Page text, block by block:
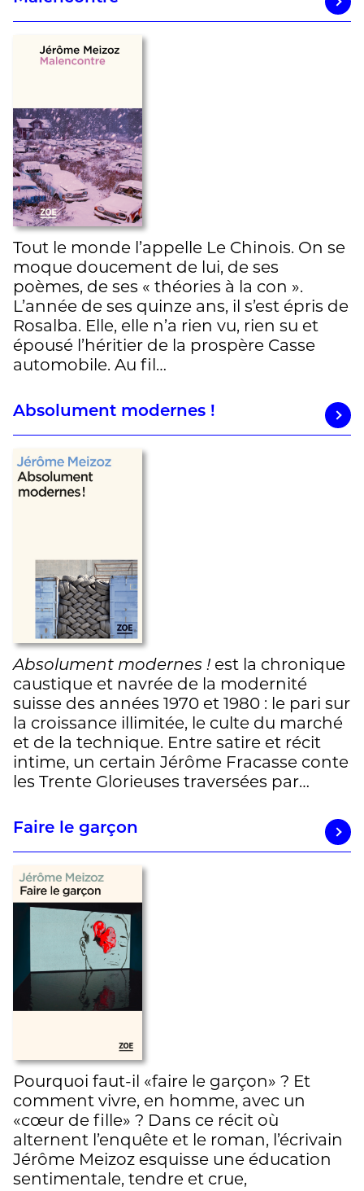
Tout le monde l’appelle Le Chinois. On se
moque doucement de lui, de ses
poèmes, de ses « théories à la con ».
L’année de ses quinze ans, il s’est épris de
Rosalba. Elle, elle n’a rien vu, rien su et
épousé l’héritier de la prospère Casse
automobile. Au fil…
Absolument modernes !
Absolument modernes ! est la chronique
caustique et navrée de la modernité
suisse des années 1970 et 1980 : le pari sur
la croissance illimitée, le culte du marché
et de la technique. Entre satire et récit
intime, un certain Jérôme Fracasse conte
les Trente Glorieuses traversées par…
Faire le garçon
Pourquoi faut-il «faire le garçon» ? Et
comment vivre, en homme, avec un
«cœur de fille» ? Dans ce récit où
alternent l’enquête et le roman, l’écrivain
Jérôme Meizoz esquisse une éducation
sentimentale, tendre et crue,